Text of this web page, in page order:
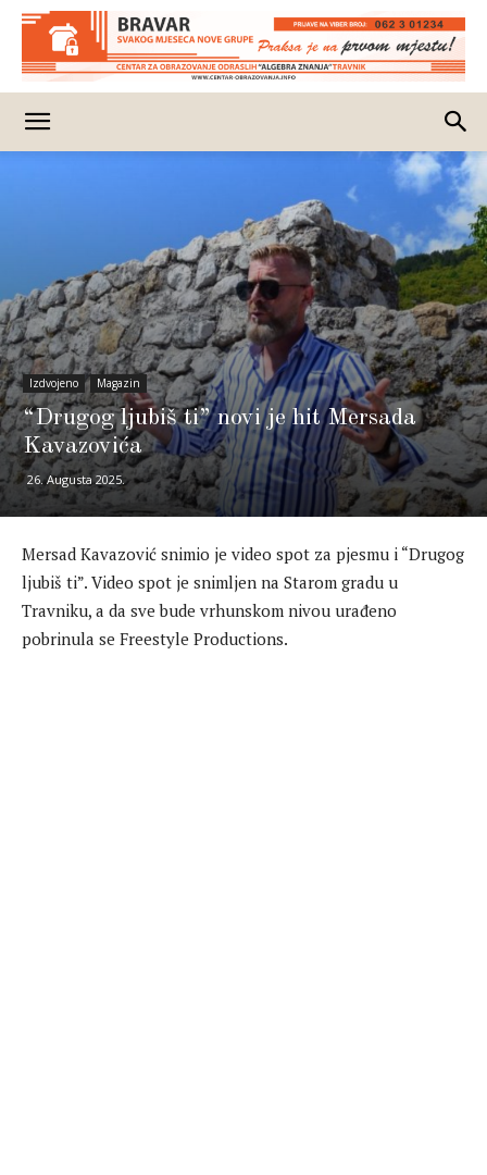
Izdvojeno Magazin
“Drugog ljubiš ti” novi je hit Mersada
Kavazovića
26. Augusta 2025.
Mersad Kavazović snimio je video spot za pjesmu i “Drugog
ljubiš ti”. Video spot je snimljen na Starom gradu u
Travniku, a da sve bude vrhunskom nivou urađeno
pobrinula se Freestyle Productions.